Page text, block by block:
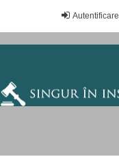
Autentificare